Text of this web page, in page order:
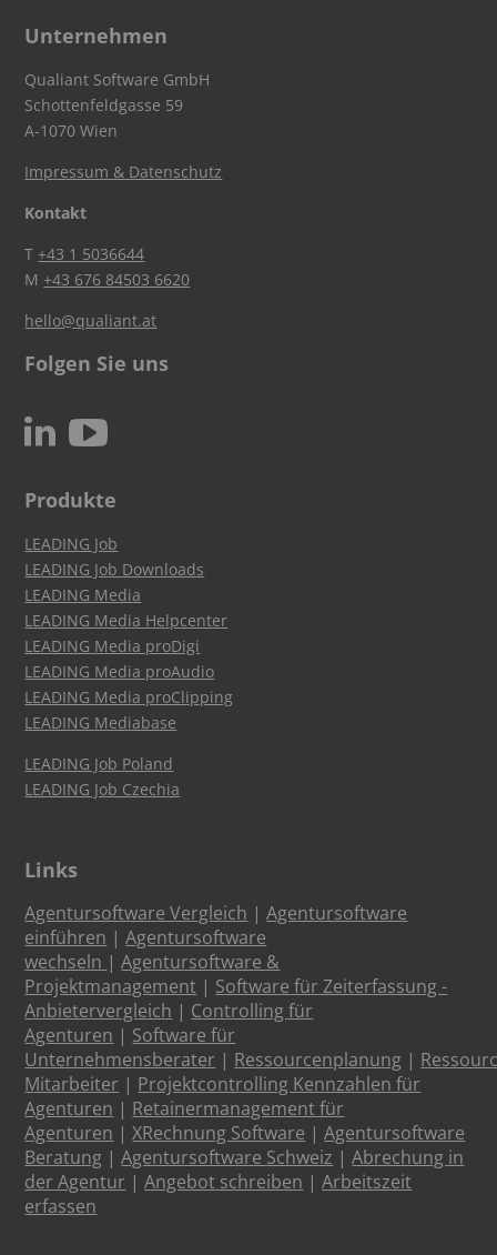
Unternehmen
Qualiant Software GmbH
Schottenfeldgasse 59
A-1070 Wien
Impressum & Datenschutz
Kontakt
T+43 1 5036644
M+43 676 84503 6620
hello@qualiant.at
Folgen Sie uns
N c
Produkte
LEADING Job
LEADING Job Downloads
LEADING Media
LEADING Media Helpcenter
LEADING Media proDigi
LEADING Media proAudio
LEADING Media proClipping
LEADING Mediabase
LEADING Job Poland
LEADING Job Czechia
Links
Agentursoftware Vergleich |Agentursoftware
einführen |Agentursoftware
wechseln |Agentursoftware &
Projektmanagement | Software für Zeiterfassung -
Anbietervergleich | Controlling für
Agenturen | Software für
Unternehmensberater | Ressourcenplanung |
Mitarbeiter | Projektcontrolling Kennzahlen für
Agenturen | Retainermanagement für
Agenturen |XRechnung Software |Agentursoftware
Beratung |Agentursoftware Schweiz |Abrechung in
der Agentur |Angebot schreiben |Arbeitszeit
erfassen